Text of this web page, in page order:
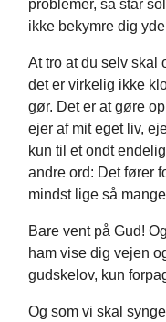
problemer, så står
ikke bekymre dig
At tro at du selv skal
det er virkelig ikke
gør. Det er at gøre
ejer af mit eget liv,
kun til et ondt
andre ord: Det fører
mindst lige så
Bare vent på Gud!
ham vise dig vejen
gudskelov, kun
Og som vi skal